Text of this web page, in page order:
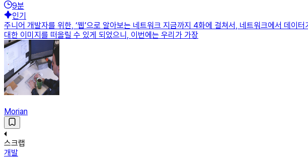
9분
인기
주니어 개발자를 위한, ‘웹’으로 알아보는 네트워크 지금까지 4화에 걸쳐서, 네트워크에서 데이
대한 이미지를 떠올릴 수 있게 되었으니, 이번에는 우리가 가장
Morian
스크랩
개발